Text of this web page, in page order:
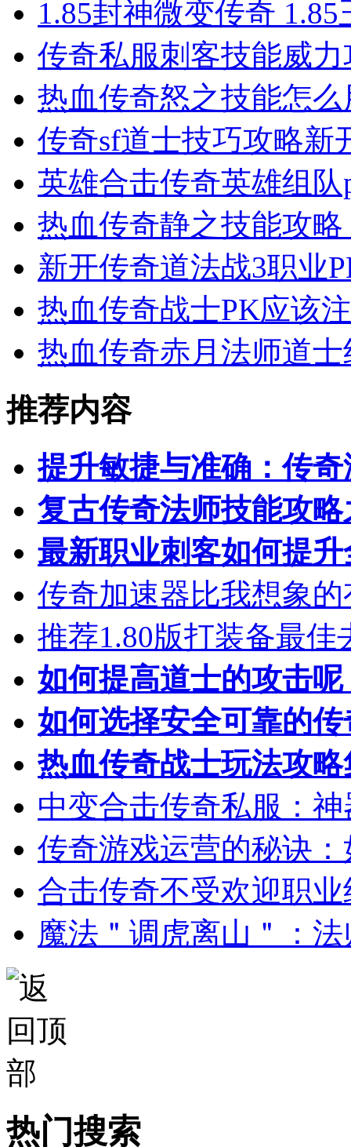
1.85封神微变传奇
传奇私服​刺客技能威
热血传奇怒之技能怎
传奇sf道士技巧攻略新
英雄合击传奇英雄组
热血传奇静之技能攻
新开传奇道法战3职业
热血传奇战士PK应该
热血传奇赤月法师道
推荐内容
提升敏捷与准确：传
复古传奇法师技能攻
最新职业刺客如何提
传奇加速器比我想象的
推荐1.80版打装备最佳
如何提高道士的攻击呢
如何选择安全可靠的
热血传奇战士玩法攻略
中变合击传奇私服：
传奇游戏运营的秘诀
合击传奇不受欢迎职
魔法＂调虎离山＂：
热门搜索